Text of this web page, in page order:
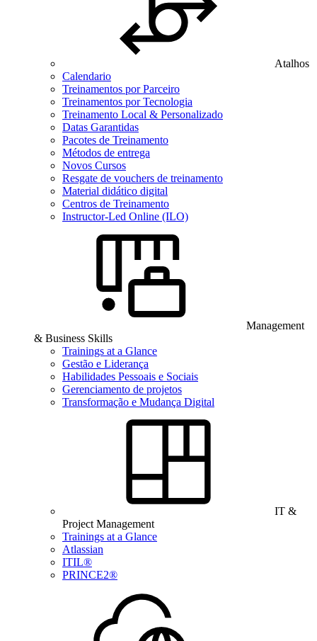
Atalhos
Calendario
Treinamentos por Parceiro
Treinamentos por Tecnologia
Treinamento Local & Personalizado
Datas Garantidas
Pacotes de Treinamento
Métodos de entrega
Novos Cursos
Resgate de vouchers de treinamento
Material didático digital
Centros de Treinamento
Instructor-Led Online (ILO)
Management
& Business Skills
Trainings at a Glance
Gestão e Liderança
Habilidades Pessoais e Sociais
Gerenciamento de projetos
Transformação e Mudança Digital
IT &
Project Management
Trainings at a Glance
Atlassian
ITIL®
PRINCE2®